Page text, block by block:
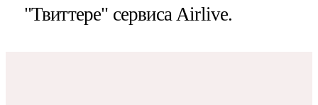
"Твиттере" сервиса Airlive.